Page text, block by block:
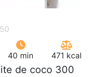
40 min 471 kcal
de coco 300